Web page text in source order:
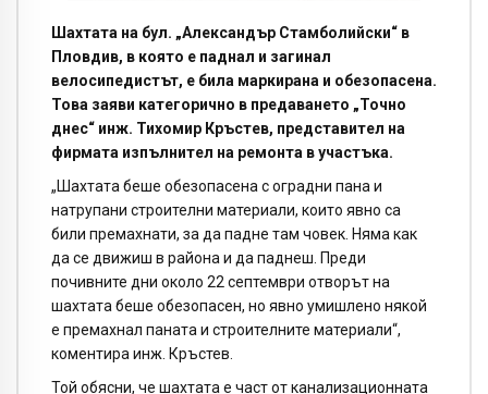
Шахтата на бул. „Александър Стамболийски“ в
Пловдив, в която е паднал и загинал
велосипедистът, е била маркирана и обезопасена.
Това заяви категорично в предаването „Точно
днес“ инж. Тихомир Кръстев, представител на
фирмата изпълнител на ремонта в участъка.
„Шахтата беше обезопасена с оградни пана и
натрупани строителни материали, които явно са
били премахнати, за да падне там човек. Няма как
да се движиш в района и да паднеш. Преди
почивните дни около 22 септември отворът на
шахтата беше обезопасен, но явно умишлено някой
е премахнал паната и строителните материали“,
коментира инж. Кръстев.
Той обясни, че шахтата е част от канализационната